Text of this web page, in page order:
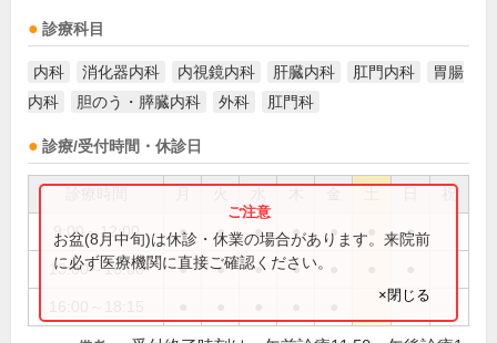
診療科目
内科 消化器内科 内視鏡内科 肝臓内科 肛門内科
胃腸
内科
胆のう・膵臓内科 外科 肛門科
診療/受付時間・休診日
祝
9:00～12:00 ● ● ● ● ● ●
13:00～16:00 ● ● ● ●
お盆(8月中旬)は休診・休業の場合があります。来院前
に必ず医療機関に直接ご確認ください。
×閉じる